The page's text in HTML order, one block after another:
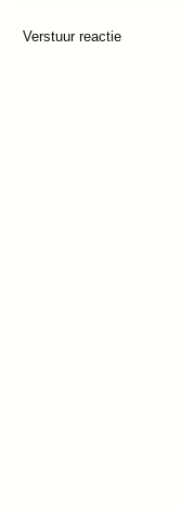
Verstuur reactie